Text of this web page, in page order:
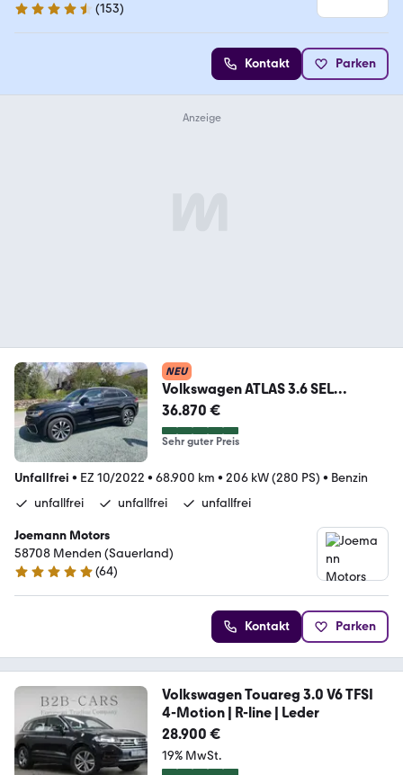
4.6 Sterne
(153)
Kontakt Parken
NEU
Volkswagen ATLAS 3.6 SEL
PREMIUM R-LINE CS UNFALLFREI
36.870 €
Sehr guter Preis
Unfallfrei • EZ 10/2022 • 68.900 km • 206 kW (280 PS) • Benzin
unfallfrei
unfallfrei unfallfrei
Joemann Motors
58708 Menden (Sauerland)
4.8 Sterne
(64)
Kontakt Parken
Volkswagen Touareg 3.0 V6 TFSI
4-Motion | R-line | Leder
28.900 €
19% MwSt.